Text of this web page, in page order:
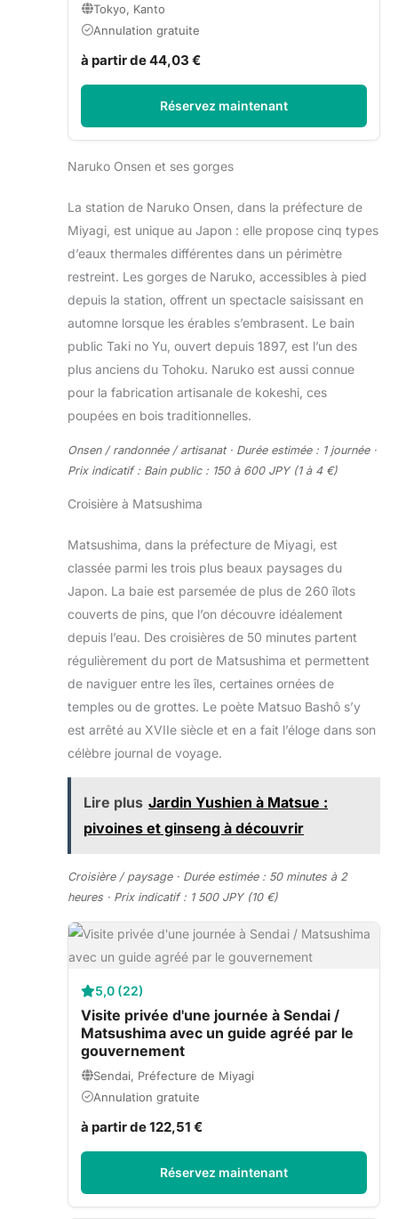
Tokyo, Kanto
Annulation gratuite
à partir de 44,03 €
Réservez maintenant
Naruko Onsen et ses gorges
La station de Naruko Onsen, dans la préfecture de
Miyagi, est unique au Japon : elle propose cinq types
d’eaux thermales différentes dans un périmètre
restreint. Les gorges de Naruko, accessibles à pied
depuis la station, offrent un spectacle saisissant en
automne lorsque les érables s’embrasent. Le bain
public Taki no Yu, ouvert depuis 1897, est l’un des
plus anciens du Tohoku. Naruko est aussi connue
pour la fabrication artisanale de kokeshi, ces
poupées en bois traditionnelles.
Onsen / randonnée / artisanat · Durée estimée : 1 journée ·
Prix indicatif : Bain public : 150 à 600 JPY (1 à 4 €)
Croisière à Matsushima
Matsushima, dans la préfecture de Miyagi, est
classée parmi les trois plus beaux paysages du
Japon. La baie est parsemée de plus de 260 îlots
couverts de pins, que l’on découvre idéalement
depuis l’eau. Des croisières de 50 minutes partent
régulièrement du port de Matsushima et permettent
de naviguer entre les îles, certaines ornées de
temples ou de grottes. Le poète Matsuo Bashô s’y
est arrêté au XVIIe siècle et en a fait l’éloge dans son
célèbre journal de voyage.
Lire plus Jardin Yushien à Matsue :
pivoines et ginseng à découvrir
Croisière / paysage · Durée estimée : 50 minutes à 2
heures · Prix indicatif : 1 500 JPY (10 €)
5,0 (22)
Visite privée d'une journée à Sendai /
Matsushima avec un guide agréé par le
gouvernement
Sendai, Préfecture de Miyagi
Annulation gratuite
à partir de 122,51 €
Réservez maintenant